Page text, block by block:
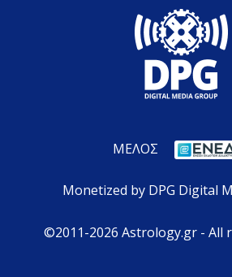
ΜΕΛΟΣ
Monetized by DPG Digital
©2011-2026 Astrology.gr - All